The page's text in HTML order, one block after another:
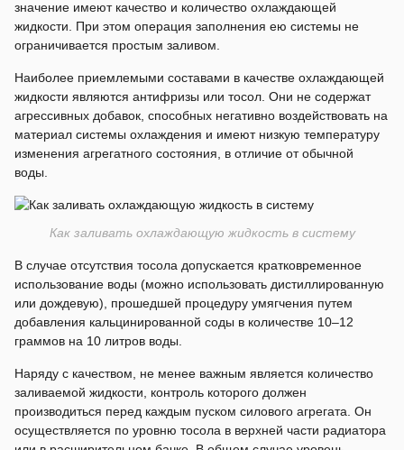
значение имеют качество и количество охлаждающей
жидкости. При этом операция заполнения ею системы не
ограничивается простым заливом.
Наиболее приемлемыми составами в качестве охлаждающей
жидкости являются антифризы или тосол. Они не содержат
агрессивных добавок, способных негативно воздействовать на
материал системы охлаждения и имеют низкую температуру
изменения агрегатного состояния, в отличие от обычной
воды.
Как заливать охлаждающую жидкость в систему
В случае отсутствия тосола допускается кратковременное
использование воды (можно использовать дистиллированную
или дождевую), прошедшей процедуру умягчения путем
добавления кальцинированной соды в количестве 10–12
граммов на 10 литров воды.
Наряду с качеством, не менее важным является количество
заливаемой жидкости, контроль которого должен
производиться перед каждым пуском силового агрегата. Он
осуществляется по уровню тосола в верхней части радиатора